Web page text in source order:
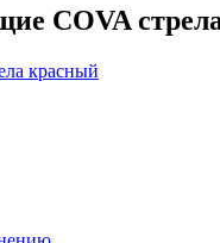
COVA